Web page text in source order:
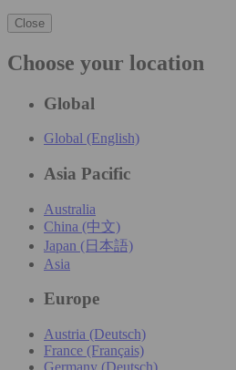
Close
Choose your location
Global
Global (English)
Asia Pacific
Australia
China (中文)
Japan (日本語)
Asia
Europe
Austria (Deutsch)
France (Français)